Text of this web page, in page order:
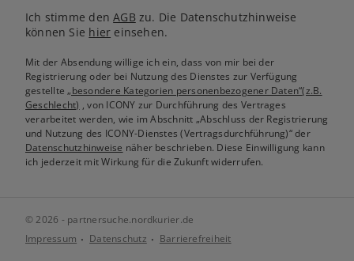
Ich stimme denAGB zu. Die Datenschutzhinweise
können Sie hier einsehen.
Mit der Absendung willige ich ein, dass von mir bei der
Registrierung oder bei Nutzung des Dienstes zur Verfügung
gestellte„besondere Kategorien personenbezogener Daten“(z.B.
Geschlecht) , von ICONY zur Durchführung des Vertrages
verarbeitet werden, wie im Abschnitt „Abschluss der Registrierung
und Nutzung des ICONY-Dienstes (Vertragsdurchführung)“ der
Datenschutzhinweise näher beschrieben. Diese Einwilligung kann
ich jederzeit mit Wirkung für die Zukunft widerrufen.
© 2026 - partnersuche.nordkurier.de
Impressum
Datenschutz Barrierefreiheit